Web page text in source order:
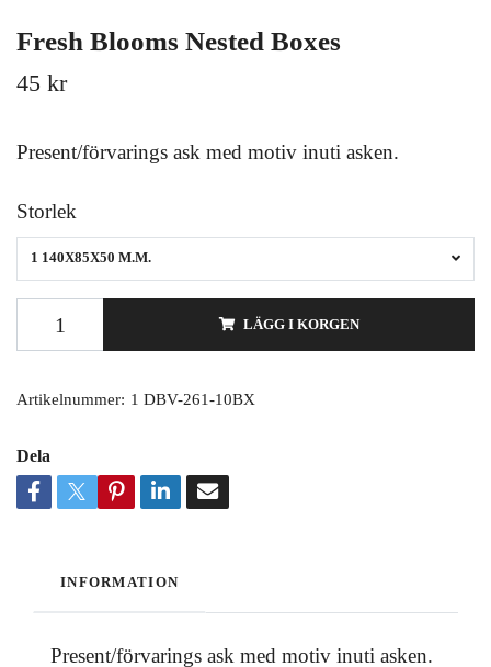
Fresh Blooms Nested Boxes
45 kr
Present/förvarings ask med motiv inuti asken.
Storlek
1 140X85X50 M.M.
LÄGG I KORGEN
Artikelnummer: 1 DBV-261-10BX
Dela
INFORMATION
Present/förvarings ask med motiv inuti asken.